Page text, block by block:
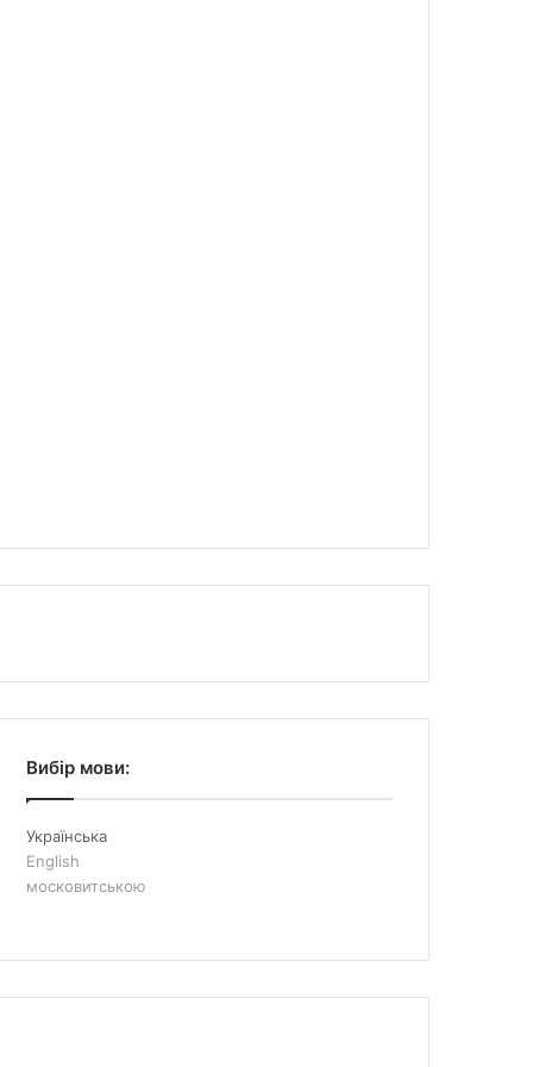
Вибір мови:
Українська
English
московитською